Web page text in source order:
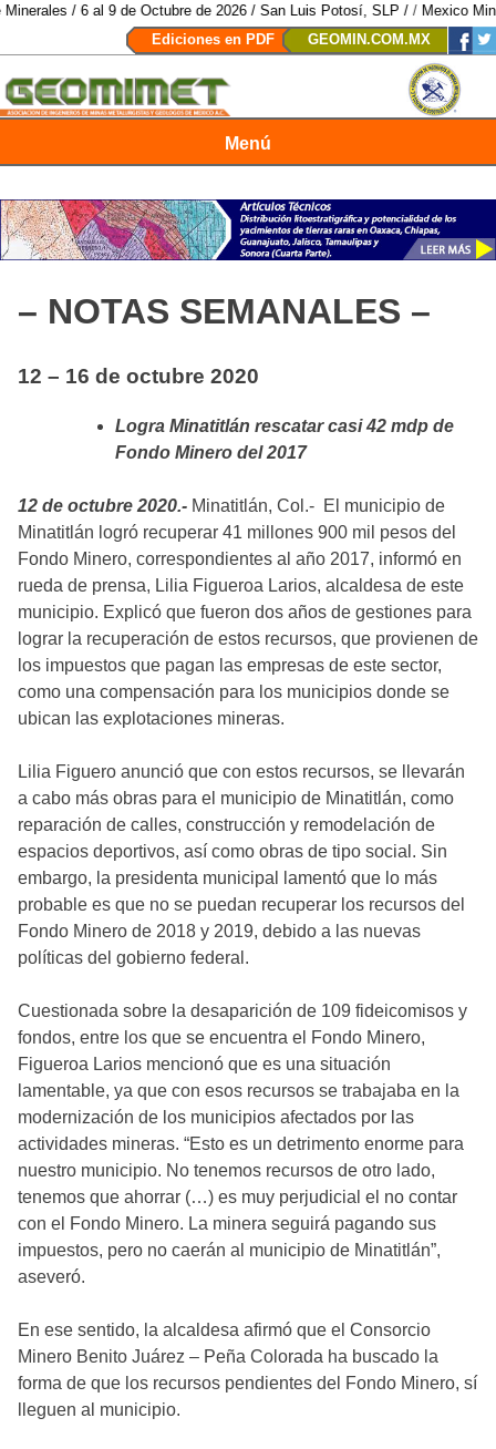
6 al 9 de Octubre de 2026 / San Luis Potosí, SLP //Mexico Mining
Ediciones en PDF
GEOMIN.COM.MX
Menú
– NOTAS SEMANALES –
12 – 16 de octubre 2020
Logra Minatitlán rescatar casi 42 mdp de
Fondo Minero del 2017
12 de octubre 2020.- Minatitlán, Col.- El municipio de
Minatitlán logró recuperar 41 millones 900 mil pesos del
Fondo Minero, correspondientes al año 2017, informó en
rueda de prensa, Lilia Figueroa Larios, alcaldesa de este
municipio. Explicó que fueron dos años de gestiones para
lograr la recuperación de estos recursos, que provienen de
los impuestos que pagan las empresas de este sector,
como una compensación para los municipios donde se
ubican las explotaciones mineras.
Lilia Figuero anunció que con estos recursos, se llevarán
a cabo más obras para el municipio de Minatitlán, como
reparación de calles, construcción y remodelación de
espacios deportivos, así como obras de tipo social. Sin
embargo, la presidenta municipal lamentó que lo más
probable es que no se puedan recuperar los recursos del
Fondo Minero de 2018 y 2019, debido a las nuevas
políticas del gobierno federal.
Cuestionada sobre la desaparición de 109 fideicomisos y
fondos, entre los que se encuentra el Fondo Minero,
Figueroa Larios mencionó que es una situación
lamentable, ya que con esos recursos se trabajaba en la
modernización de los municipios afectados por las
actividades mineras. “Esto es un detrimento enorme para
nuestro municipio. No tenemos recursos de otro lado,
tenemos que ahorrar (…) es muy perjudicial el no contar
con el Fondo Minero. La minera seguirá pagando sus
impuestos, pero no caerán al municipio de Minatitlán”,
aseveró.
En ese sentido, la alcaldesa afirmó que el Consorcio
Minero Benito Juárez – Peña Colorada ha buscado la
forma de que los recursos pendientes del Fondo Minero, sí
lleguen al municipio.